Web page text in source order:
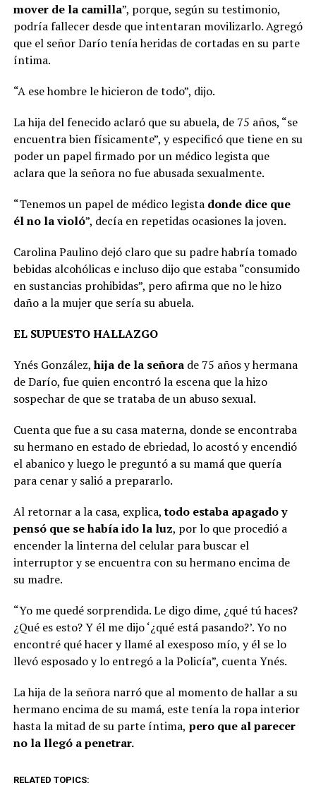
mover de la camilla”, porque, según su testimonio,
podría fallecer desde que intentaran movilizarlo. Agregó
que el señor Darío tenía heridas de cortadas en su parte
íntima.
“A ese hombre le hicieron de todo”, dijo.
La hija del fenecido aclaró que su abuela, de 75 años, “se
encuentra bien físicamente”, y especificó que tiene en su
poder un papel firmado por un médico legista que
aclara que la señora no fue abusada sexualmente.
“Tenemos un papel de médico legista donde dice que
él no la violó”, decía en repetidas ocasiones la joven.
Carolina Paulino dejó claro que su padre habría tomado
bebidas alcohólicas e incluso dijo que estaba “consumido
en sustancias prohibidas”, pero afirma que no le hizo
daño a la mujer que sería su abuela.
EL SUPUESTO HALLAZGO
Ynés González,hija de la señorade 75 años y hermana
de Darío, fue quien encontró la escena que la hizo
sospechar de que se trataba de un abuso sexual.
Cuenta que fue a su casa materna, donde se encontraba
su hermano en estado de ebriedad, lo acostó y encendió
el abanico y luego le preguntó a su mamá que quería
para cenar y salió a prepararlo.
Al retornar a la casa, explica,todo estaba apagado y
pensó que se había ido la luz, por lo que procedió a
encender la linterna del celular para buscar el
interruptor y se encuentra con su hermano encima de
su madre.
“Yo me quedé sorprendida. Le digo dime, ¿qué tú haces?
¿Qué es esto? Y él me dijo ‘¿qué está pasando?’. Yo no
encontré qué hacer y llamé al exesposo mío, y él se lo
llevó esposado y lo entregó a la Policía”, cuenta Ynés.
La hija de la señora narró que al momento de hallar a su
hermano encima de su mamá, este tenía la ropa interior
hasta la mitad de su parte íntima, pero que al parecer
no la llegó a penetrar.
RELATED TOPICS: